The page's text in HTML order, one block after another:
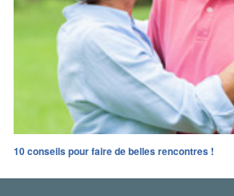
10 conseils pour faire de belles rencontres !